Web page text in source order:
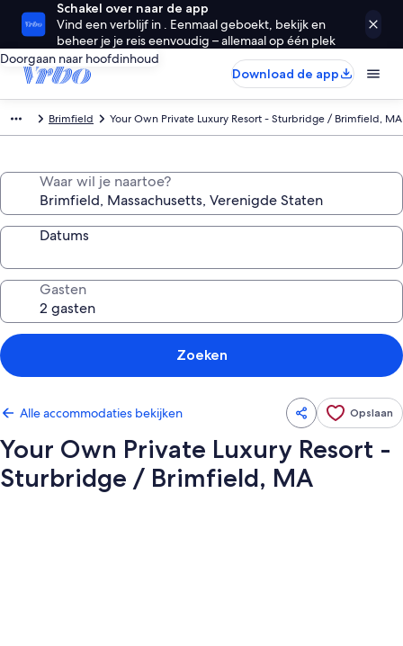
Schakel over naar de app
Vind een verblijf in . Eenmaal geboekt, bekijk en
beheer je je reis eenvoudig – allemaal op één plek
Doorgaan naar hoofdinhoud
Download de app
Brimfield Your Own Private Luxury Resort - Sturbridge / Brimfield, MA
Waar wil je naartoe?
Datums
Gasten
Zoeken
Alle accommodaties bekijken Opslaan
Your Own Private Luxury Resort -
Sturbridge / Brimfield, MA